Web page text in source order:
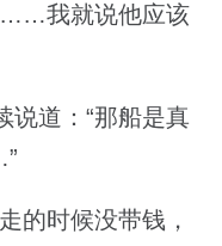
我就说他应该
道：“那船是真
的时候没带钱，